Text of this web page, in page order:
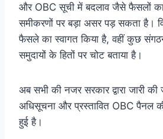
और OBC सूची में बदलाव जैसे फैसलों का
समीकरणों पर बड़ा असर पड़ सकता है।
फैसले का स्वागत किया है, वहीं कुछ
समुदायों के हितों पर चोट बताया है।
अब सभी की नजर सरकार द्वारा जारी की
अधिसूचना और प्रस्तावित OBC पैनल की
हुई है।